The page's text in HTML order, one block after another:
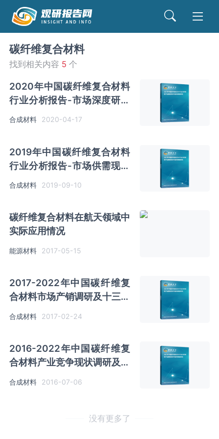
碳纤维复合材料
找到相关内容 5 个
2020年中国碳纤维复合材料
行业分析报告-市场深度研究
与盈利前景预测
合成材料 2020-04-17
2019年中国碳纤维复合材料
行业分析报告-市场供需现状
与发展动向研究
合成材料 2019-09-10
碳纤维复合材料在航天领域中
实际应用情况
能源材料 2017-05-15
2017-2022年中国碳纤维复
合材料市场产销调研及十三五
投资商机研究报告
合成材料 2017-02-24
2016-2022年中国碳纤维复
合材料产业竞争现状调研及十
三五投资策略研究报告
合成材料 2016-07-06
没有更多了